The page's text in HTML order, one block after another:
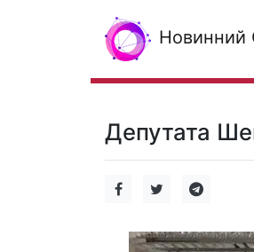
Новинний
Депутата